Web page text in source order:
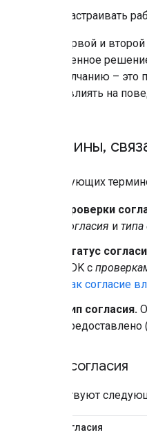
Настраивать
Для первой и
собственное
по умолчанию – это
будет влиять на
Термины,
У следующих
Проверки
согласия и типа
Статус
SDK с
Как согласие
Тип согласия.
предоставлено
Типы согласия
Существуют
Тип согласия